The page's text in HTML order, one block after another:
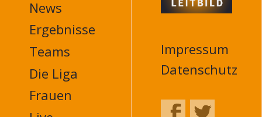
NAVIGATION
FOOTER
News
Ergebnisse
Teams
Die Liga
Frauen
Impressum
Datenschutz